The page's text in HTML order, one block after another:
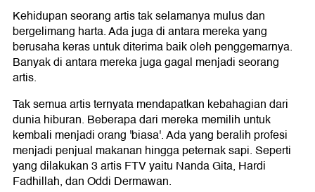
Kehidupan seorang artis tak selamanya mulus dan
bergelimang harta. Ada juga di antara mereka yang
berusaha keras untuk diterima baik oleh penggemarnya.
Banyak di antara mereka juga gagal menjadi seorang
artis.
Tak semua artis ternyata mendapatkan kebahagian dari
dunia hiburan. Beberapa dari mereka memilih untuk
kembali menjadi orang 'biasa'. Ada yang beralih profesi
menjadi penjual makanan hingga peternak sapi. Seperti
yang dilakukan 3 artis FTV yaitu Nanda Gita, Hardi
Fadhillah, dan Oddi Dermawan.